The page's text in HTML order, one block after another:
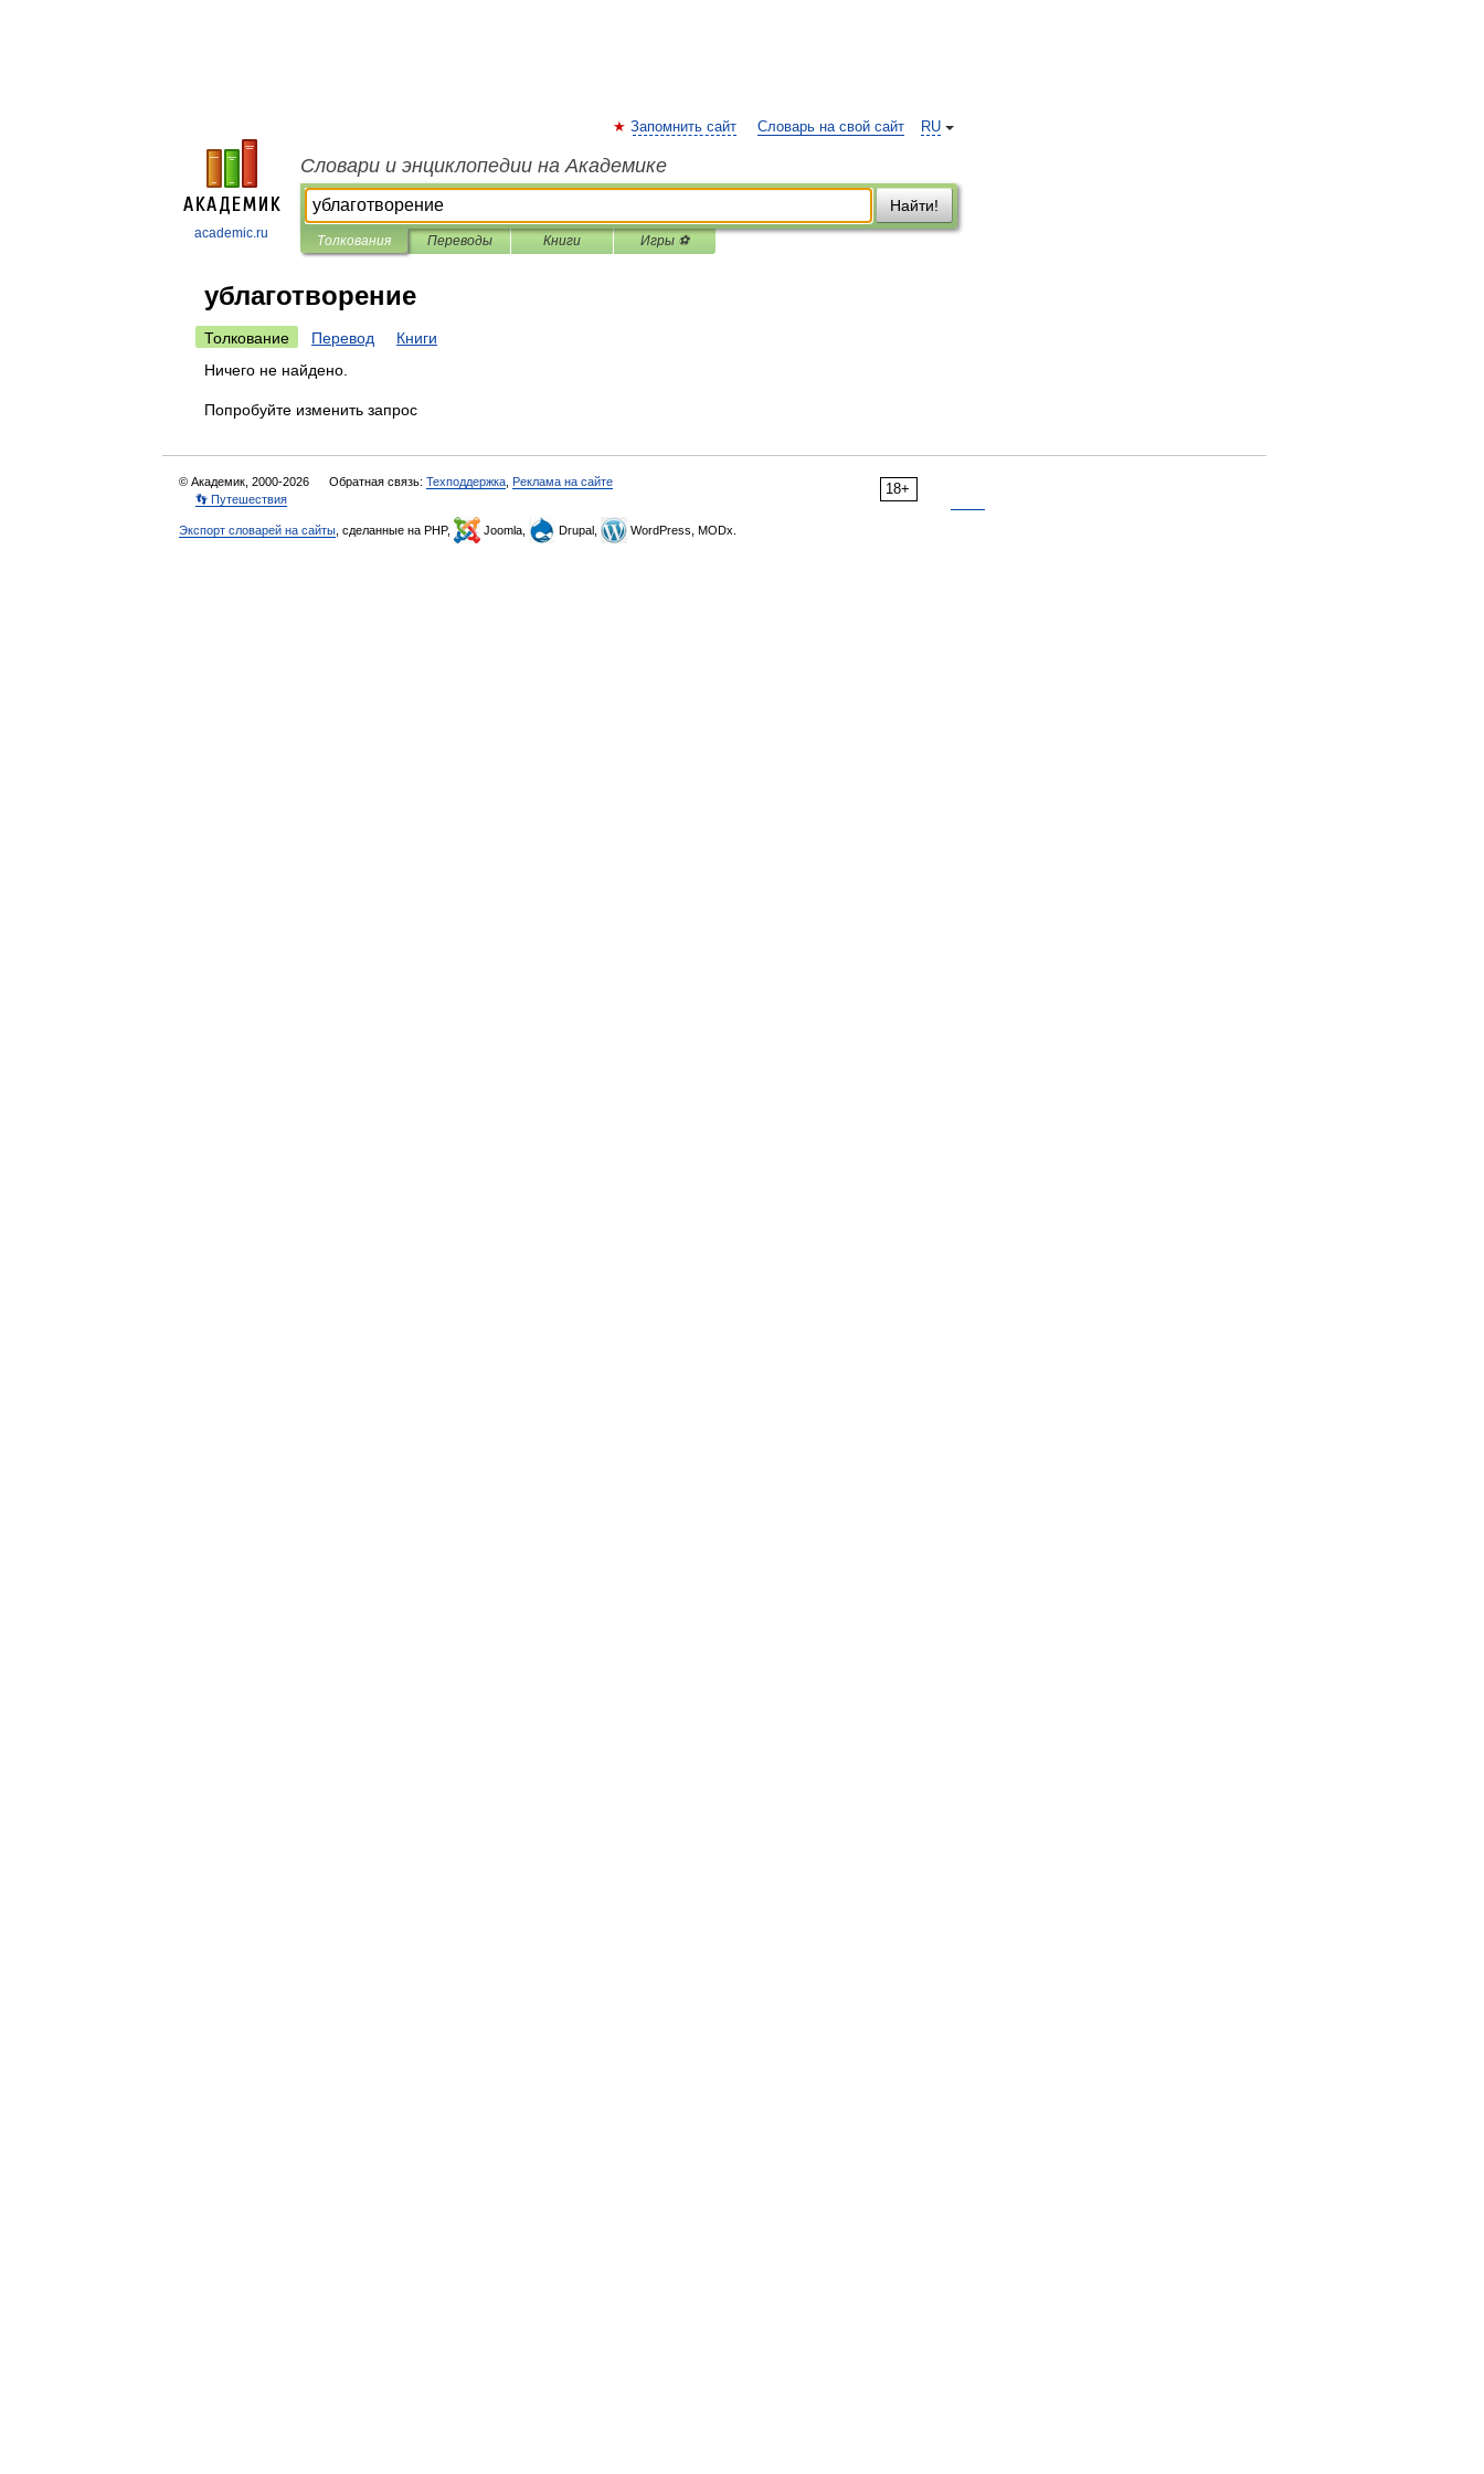
academic.ru
RU
Запомнить сайт Словарь на свой сайт
Словари и энциклопедии на Академике
Найти!
Толкования Переводы Книги Игры ⚽
ублаготворение
Толкование Перевод
Книги
Ничего не найдено.
Попробуйте изменить запрос
18+
© Академик, 2000-2026 Обратная связь: Техподдержка Реклама на сайте
👣 Путешествия
Экспорт словарей на сайты , сделанные на PHP, Joomla, Drupal, WordPress, MODx.